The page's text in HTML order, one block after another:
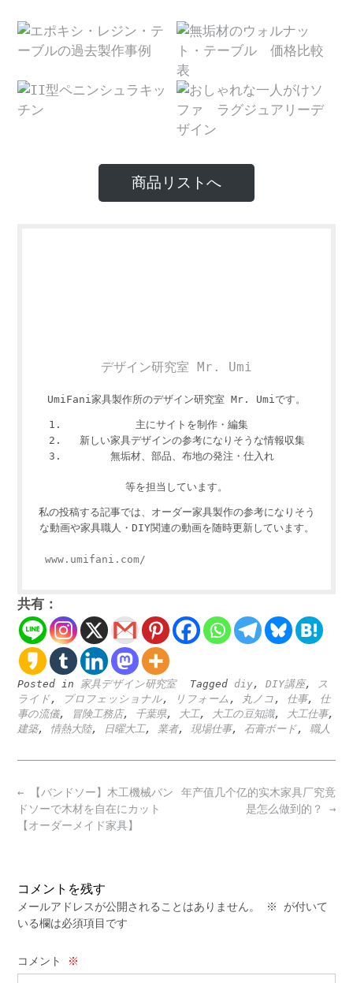
商品リストへ
デザイン研究室 Mr. Umi
UmiFani家具製作所のデザイン研究室 Mr. Umiです。
主にサイトを制作・編集
新しい家具デザインの参考になりそうな情報収集
無垢材、部品、布地の発注・仕入れ
等を担当しています。
私の投稿する記事では、オーダー家具製作の参考になりそう
な動画や家具職人・DIY関連の動画を随時更新しています。
www.umifani.com/
共有：
Posted in 家具デザイン研究室 Tagged diy, DIY講座, ス
ライド, プロフェッショナル, リフォーム , 丸ノコ , 仕事, 仕
事の流儀, 冒険工務店, 千葉県, 大工, 大工の豆知識, 大工仕事,
建築, 情熱大陸, 日曜大工, 業者, 現場仕事, 石膏ボード, 職人
Post
navigation
年产值几个亿的实木家具厂究竟
是怎么做到的？ →
← 【バンドソー】木工機械バン
ドソーで木材を自在にカット
【オーダーメイド家具】
コメントを残す
メールアドレスが公開されることはありません。 ※
が付いて
いる欄は必須項目です
コメント ※